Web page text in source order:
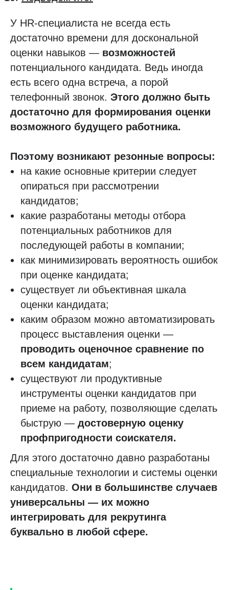
У HR-специалиста не всегда есть
достаточно времени для доскональной
оценки навыков — возможностей
потенциального кандидата. Ведь иногда
есть всего одна встреча, а порой
телефонный звонок. Этого должно быть
достаточно для формирования оценки
возможного будущего работника.
Поэтому возникают резонные вопросы:
на какие основные критерии следует
опираться при рассмотрении
кандидатов;
какие разработаны методы отбора
потенциальных работников для
последующей работы в компании;
как минимизировать вероятность ошибок
при оценке кандидата;
существует ли объективная шкала
оценки кандидата;
каким образом можно автоматизировать
процесс выставления оценки —
проводить оценочное сравнение по
всем кандидатам;
существуют ли продуктивные
инструменты оценки кандидатов при
приеме на работу, позволяющие сделать
быструю — достоверную оценку
профпригодности соискателя.
Для этого достаточно давно разработаны
специальные технологии и системы оценки
кандидатов. Они в большинстве случаев
универсальны — их можно
интегрировать для рекрутинга
буквально в любой сфере.